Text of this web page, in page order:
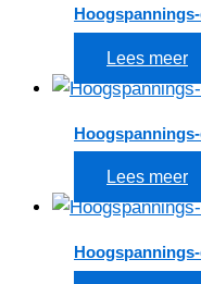
Lees meer
Lees meer